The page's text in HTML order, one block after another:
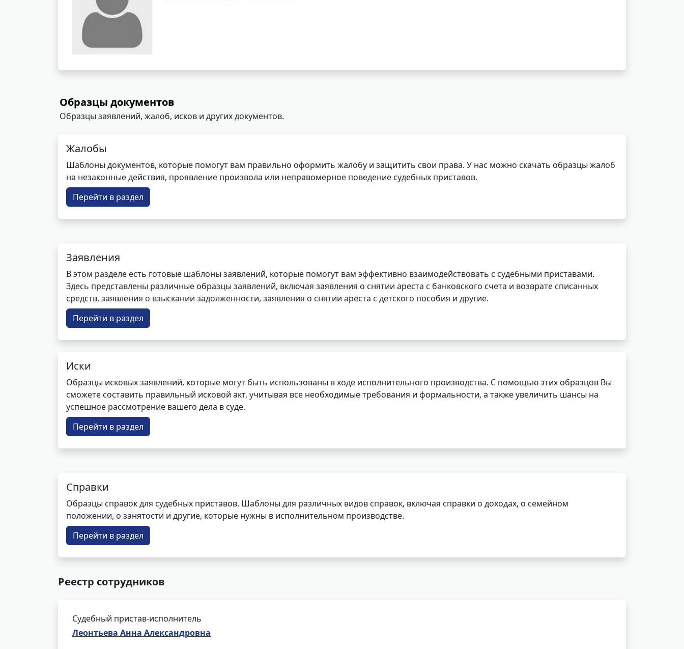
Образцы документов
Образцы заявлений, жалоб, исков и других документов.
Жалобы
Шаблоны документов, которые помогут вам правильно оформить жалобу и защитить свои права. У нас можно скачать образцы жалоб
на незаконные действия, проявление произвола или неправомерное поведение судебных приставов.
Перейти в раздел
Заявления
В этом разделе есть готовые шаблоны заявлений, которые помогут вам эффективно взаимодействовать с судебными приставами.
Здесь представлены различные образцы заявлений, включая заявления о снятии ареста с банковского счета и возврате списанных
средств, заявления о взыскании задолженности, заявления о снятии ареста с детского пособия и другие.
Перейти в раздел
Иски
Образцы исковых заявлений, которые могут быть использованы в ходе исполнительного производства. С помощью этих образцов Вы
сможете составить правильный исковой акт, учитывая все необходимые требования и формальности, а также увеличить шансы на
успешное рассмотрение вашего дела в суде.
Перейти в раздел
Справки
Образцы справок для судебных приставов. Шаблоны для различных видов справок, включая справки о доходах, о семейном
положении, о занятости и другие, которые нужны в исполнительном производстве.
Перейти в раздел
Реестр сотрудников
Судебный пристав-исполнитель
Леонтьева Анна Александровна